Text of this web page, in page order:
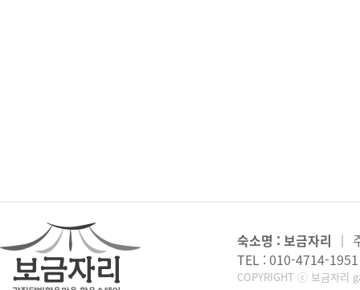
숙소명 : 보금자리 ｜
TEL : 010-4714-1951
COPYRIGHT ⓒ 보금자리